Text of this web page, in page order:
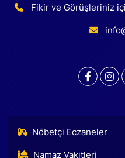
Fikir ve Görüşleriniz
Nöbetçi Eczaneler
Namaz Vakitleri